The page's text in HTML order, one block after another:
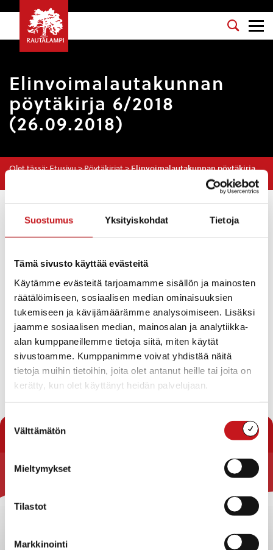
Suostumus Yksityiskohdat Tietoja
Tämä sivusto käyttää evästeitä
Käytämme evästeitä tarjoamamme sisällön ja mainosten
räätälöimiseen, sosiaalisen median ominaisuuksien
tukemiseen ja kävijämäärämme analysoimiseen. Lisäksi
jaamme sosiaalisen median, mainosalan ja analytiikka-
alan kumppaneillemme tietoja siitä, miten käytät
sivustoamme. Kumppanimme voivat yhdistää näitä
tietoja muihin tietoihin, joita olet antanut heille tai joita on
kerätty, kun olet käyttänyt heidän palvelujaan.
Suostumuksen
valinta
Välttämätön
Mieltymykset
Tilastot
Markkinointi
Elinvoimalautakunnan
pöytäkirja 6/2018
(26.09.2018)
Olet tässä:Etusivu>Pöytäkirjat>Elinvoimalautakunnan pöytäkirja
Osasto : Elinvoimalautakunta
Kokouspäivä: 26.9.2018
Esityslista:
Pöytäkirjantarkastajien valinta
Kokouksen työjärjestyksen hyväksyminen
Selvitys arviokertomuksesta 2017, elinkeinotoimi
Elinvoimaohjelma 2018-2025
Elinvoimalautakunnan kokoukset loppuvuonna 2018
Viranhaltijoiden päätökset
Ajankohtaiset elinvoima-asiat
Välitilinpäätös 1-8/2018, elinvoimalautakunta
« Pöytäkirjat
Yhteystiedot
Strategiat, ohjelmat, ohjeet, suunnitelmat, säännöt ja